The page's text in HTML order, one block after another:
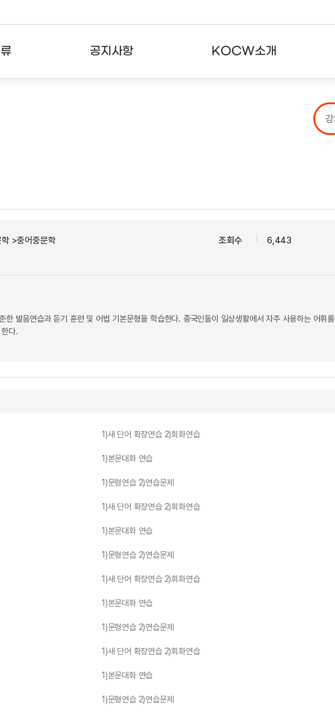
공지사항 KOCW소개
>중어중문학
조회수 6,443
한 발음연습과 듣기 훈련 및 어법 기본문형을 학습한다. 중국인들이 일상생활에서 자주 사용하는 어휘
다.
1)새 단어 확장연습 2)회화연습
1)본문대화 연습
1)문형연습 2)연습문제
1)새 단어 확장연습 2)회화연습
1)본문대화 연습
1)문형연습 2)연습문제
1)새 단어 확장연습 2)회화연습
1)본문대화 연습
1)문형연습 2)연습문제
1)새 단어 확장연습 2)회화연습
1)본문대화 연습
1)문형연습 2)연습문제